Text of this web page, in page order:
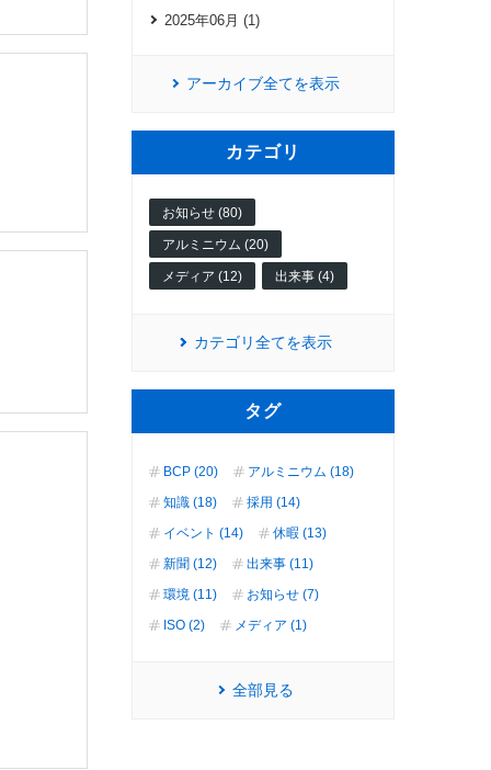
2025年06月 (1)
アーカイブ全てを表示
カテゴリ
お知らせ (80)
アルミニウム (20)
メディア (12) 出来事 (4)
カテゴリ全てを表示
タグ
BCP (20)
アルミニウム (18)
知識 (18)
採用 (14)
イベント (14)
休暇 (13)
新聞 (12)
出来事 (11)
環境 (11)
お知らせ (7)
ISO (2)
メディア (1)
全部見る